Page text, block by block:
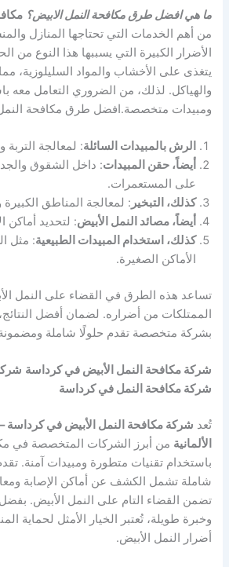
ما هي افضل طرق مكافحة النمل الابيض؟
من أهم الخدمات التي تحتاجها المنازل
الأضرار الكبيرة التي يسببها هذا النوع من
يتغذى على الأخشاب والمواد السليلوزية،
والهياكل. لذلك، من الضروري التعامل معه
ومبيدات متخصصة.افضل طرق مكافحة
الرش بالمبيدات السائلة: لمعالجة التربة
أيضاً، حقن المبيدات: داخل الشقوق
على المستعمرات.
كذلك، التبخير : لمعالجة المناطق الكبيرة
أيضاً، مصائد النمل الأبيض: لتحديد أماكن
كذلك، استخدام المبيدات الطبيعية: مثل
الأماكن الصغيرة.
تساعد هذه الطرق في القضاء على النمل
الممتلكات من أضراره. لضمان أفضل
بشركة متخصصة تقدم حلولًا شاملة
شركة مكافحة النمل الأبيض في كرداسة
شركة مكافحة النمل في كرداسة
تُعد شركة مكافحة النمل الأبيض في كرداسة –
الألمانية من أبرز الشركات المتخصصة في
باستخدام تقنيات متطورة ومبيدات آمنة.
شاملة تشمل الكشف عن أماكن الإصابة
تضمن القضاء التام على النمل الأبيض.
وخبرة طويلة، تُعتبر الخيار الأمثل لحماية
أضرار النمل الأبيض.